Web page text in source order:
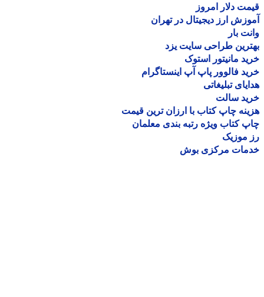
دلار امروز
ارز دیجیتال در تهران
بار
طراحی سایت یزد
مانیتور استوک
فالوور پاپ آپ اینستاگرام
تبلیغاتی
سالت
چاپ کتاب با ارزان ترین قیمت
کتاب ویژه رتبه بندی معلمان
موزیک
مرکزی بوش